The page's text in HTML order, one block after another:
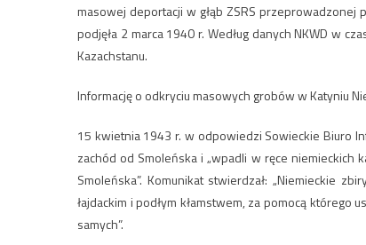
masowej deportacji w głąb ZSRS przeprowadzonej
podjęła 2 marca 1940 r. Według danych NKWD w
Kazachstanu.
Informację o odkryciu masowych grobów w Katyniu
15 kwietnia 1943 r. w odpowiedzi Sowieckie Biuro
zachód od Smoleńska i „wpadli w ręce
Smoleńska”. Komunikat stwierdzał: „Niemieckie
łajdackim i podłym kłamstwem, za pomocą którego
samych”.